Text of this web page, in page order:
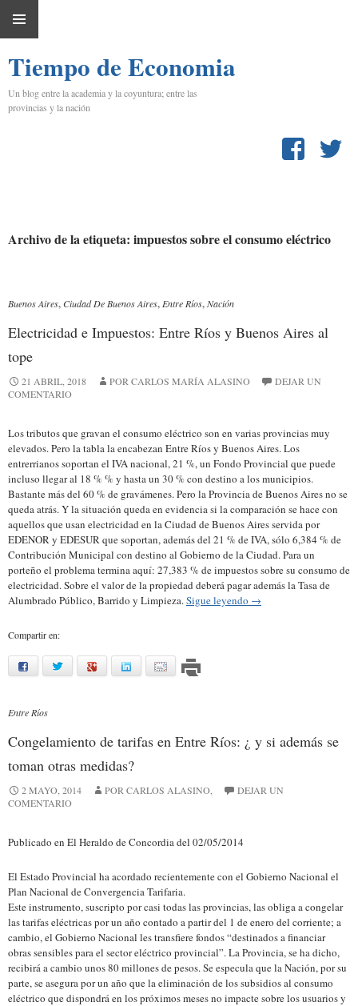
PRINCIPAL
CONTENIDO
Tiempo de Economia
Un blog entre la academia y la coyuntura; entre las
provincias y la nación
Archivo de la etiqueta: impuestos sobre el consumo eléctrico
Buenos Aires,Ciudad De Buenos Aires, Entre Ríos,Nación
Electricidad e Impuestos: Entre Ríos y Buenos Aires al
tope
21 ABRIL, 2018 POR CARLOS MARÍA ALASINO
DEJAR UN
COMENTARIO
Los tributos que gravan el consumo eléctrico son en varias provincias muy
elevados. Pero la tabla la encabezan Entre Ríos y Buenos Aires. Los
entrerrianos soportan el IVA nacional, 21 %, un Fondo Provincial que puede
incluso llegar al 18 % % y hasta un 30 % con destino a los municipios.
Bastante más del 60 % de gravámenes. Pero la Provincia de Buenos Aires no se
queda atrás. Y la situación queda en evidencia si la comparación se hace con
aquellos que usan electricidad en la Ciudad de Buenos Aires servida por
EDENOR y EDESUR que soportan, además del 21 % de IVA, sólo 6,384 % de
Contribución Municipal con destino al Gobierno de la Ciudad. Para un
porteño el problema termina aquí: 27,383 % de impuestos sobre su consumo de
electricidad. Sobre el valor de la propiedad deberá pagar además la Tasa de
Alumbrado Público, Barrido y Limpieza.Sigue leyendo →
Compartir en:
facebooktwitter google linkedinmail
Entre Ríos
Congelamiento de tarifas en Entre Ríos: ¿ y si además se
toman otras medidas?
2 MAYO, 2014 POR CARLOS ALASINO,
DEJAR UN
COMENTARIO
Publicado en El Heraldo de Concordia del 02/05/2014
El Estado Provincial ha acordado recientemente con el Gobierno Nacional el
Plan Nacional de Convergencia Tarifaria.
Este instrumento, suscripto por casi todas las provincias, las obliga a congelar
las tarifas eléctricas por un año contado a partir del 1 de enero del corriente; a
cambio, el Gobierno Nacional les transfiere fondos “destinados a financiar
obras sensibles para el sector eléctrico provincial”. La Provincia, se ha dicho,
recibirá a cambio unos 80 millones de pesos. Se especula que la Nación, por su
parte, se asegura por un año que la eliminación de los subsidios al consumo
eléctrico que dispondrá en los próximos meses no impacte sobre los usuarios y